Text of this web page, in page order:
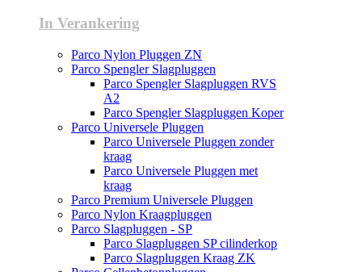
In Verankering
Parco Nylon Pluggen ZN
Parco Spengler Slagpluggen
Parco Spengler Slagpluggen RVS
A2
Parco Spengler Slagpluggen Koper
Parco Universele Pluggen
Parco Universele Pluggen zonder
kraag
Parco Universele Pluggen met
kraag
Parco Premium Universele Pluggen
Parco Nylon Kraagpluggen
Parco Slagpluggen - SP
Parco Slagpluggen SP cilinderkop
Parco Slagpluggen Kraag ZK